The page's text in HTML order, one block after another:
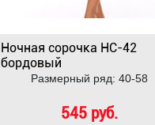
Ночная сорочка НС-42
бордовый
Размерный ряд: 40-58
545 руб.